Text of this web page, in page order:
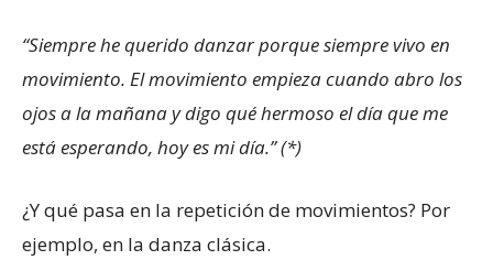
“Siempre he querido danzar porque siempre vivo en
movimiento. El movimiento empieza cuando abro los
ojos a la mañana y digo qué hermoso el día que me
está esperando, hoy es mi día.” (*)
¿Y qué pasa en la repetición de movimientos? Por
ejemplo, en la danza clásica.